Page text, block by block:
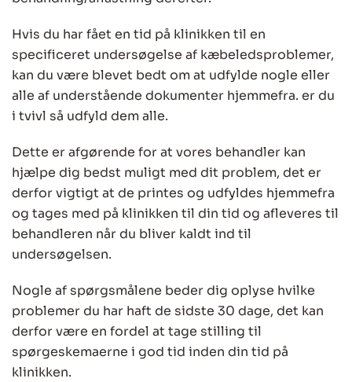
Hvis du har fået en tid på klinikken til en
specificeret undersøgelse af kæbeledsproblemer,
kan du være blevet bedt om at udfylde nogle eller
alle af understående dokumenter hjemmefra. er du
i tvivl så udfyld dem alle.
Dette er afgørende for at vores behandler kan
hjælpe dig bedst muligt med dit problem, det er
derfor vigtigt at de printes og udfyldes hjemmefra
og tages med på klinikken til din tid og afleveres til
behandleren når du bliver kaldt ind til
undersøgelsen.
Nogle af spørgsmålene beder dig oplyse hvilke
problemer du har haft de sidste 30 dage, det kan
derfor være en fordel at tage stilling til
spørgeskemaerne i god tid inden din tid på
klinikken.